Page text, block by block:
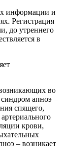
информации и
Регистрация
до утреннего
в
во
апноэ –
спящего,
крови,
– возникает